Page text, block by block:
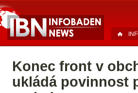
Konec front v
ukládá povinnost